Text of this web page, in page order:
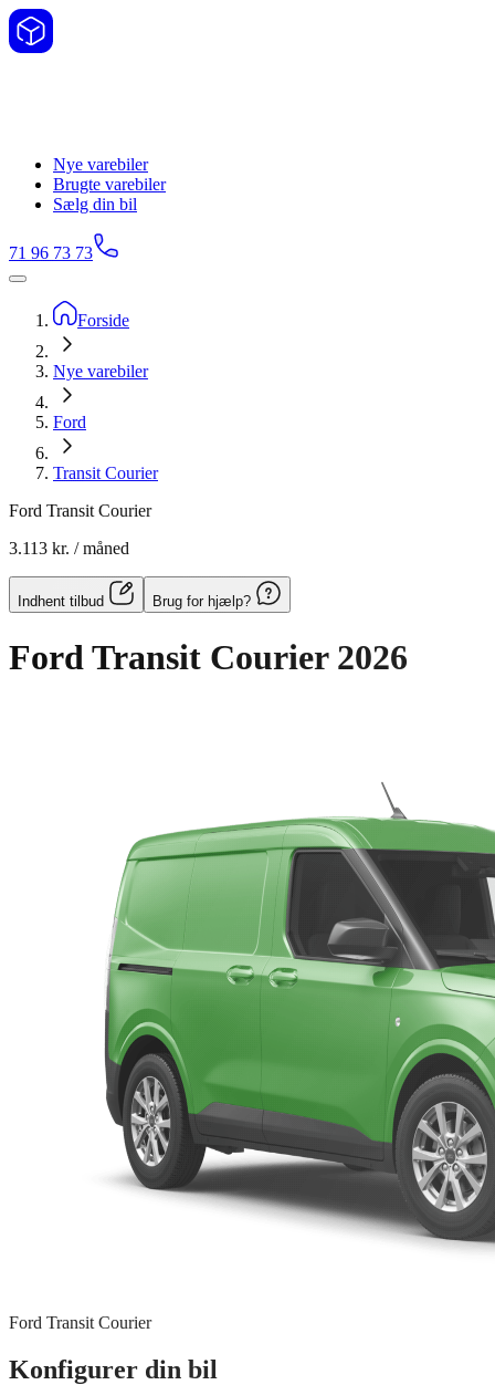
Nye varebiler
Brugte varebiler
Sælg din bil
71 96 73 73
Forside
Nye varebiler
Ford
Transit Courier
Ford Transit Courier
3.113 kr. / måned
Indhent tilbud Brug for hjælp?
Ford Transit Courier 2026
Ford Transit Courier
Konfigurer din bil